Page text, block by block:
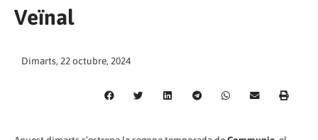
Veïnal
Dimarts, 22 octubre, 2024